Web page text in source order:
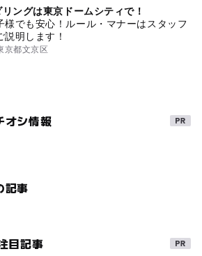
ングは東京ドームシティで！
様でも安心！ルール・マナーはスタッフ
説明します！
京都文京区
オシ情報
記事
目記事